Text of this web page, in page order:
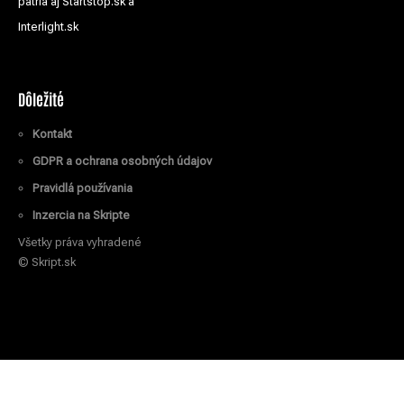
Interlight.sk
Dôležité
Kontakt
GDPR a ochrana osobných údajov
Pravidlá používania
Inzercia na Skripte
Všetky práva vyhradené
© Skript.sk